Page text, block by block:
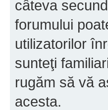
câteva
forumului
utilizatorilor
sunteţi
rugăm să vă
acesta.